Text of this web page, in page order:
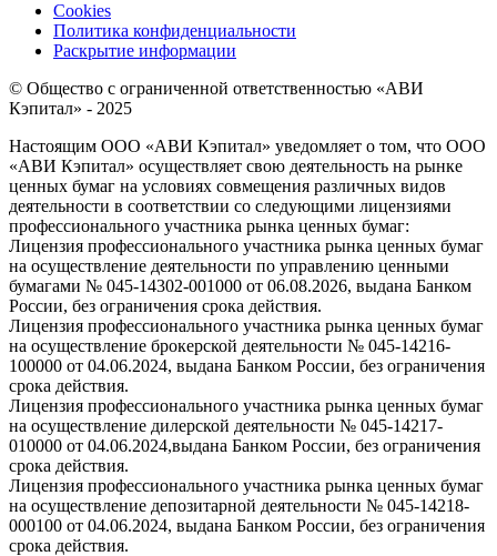
Cookies
Политика конфиденциальности
Раскрытие информации
© Общество с ограниченной ответственностью «АВИ
Кэпитал» - 2025
Настоящим ООО «АВИ Кэпитал» уведомляет о том, что ООО
«АВИ Кэпитал» осуществляет свою деятельность на рынке
ценных бумаг на условиях совмещения различных видов
деятельности в соответствии со следующими лицензиями
профессионального участника рынка ценных бумаг:
Лицензия профессионального участника рынка ценных бумаг
на осуществление деятельности по управлению ценными
бумагами № 045-14302-001000 от 06.08.2026, выдана Банком
России, без ограничения срока действия.
Лицензия профессионального участника рынка ценных бумаг
на осуществление брокерской деятельности № 045-14216-
100000 от 04.06.2024, выдана Банком России, без ограничения
срока действия.
Лицензия профессионального участника рынка ценных бумаг
на осуществление дилерской деятельности № 045-14217-
010000 от 04.06.2024,выдана Банком России, без ограничения
срока действия.
Лицензия профессионального участника рынка ценных бумаг
на осуществление депозитарной деятельности № 045-14218-
000100 от 04.06.2024, выдана Банком России, без ограничения
срока действия.